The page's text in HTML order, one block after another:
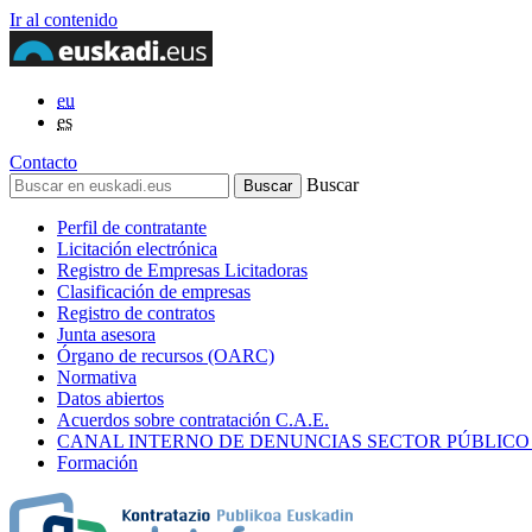
Ir al contenido
eu
es
Contacto
Buscar
Perfil de contratante
Licitación electrónica
Registro de Empresas Licitadoras
Clasificación de empresas
Registro de contratos
Junta asesora
Órgano de recursos (OARC)
Normativa
Datos abiertos
Acuerdos sobre contratación C.A.E.
CANAL INTERNO DE DENUNCIAS SECTOR
Formación